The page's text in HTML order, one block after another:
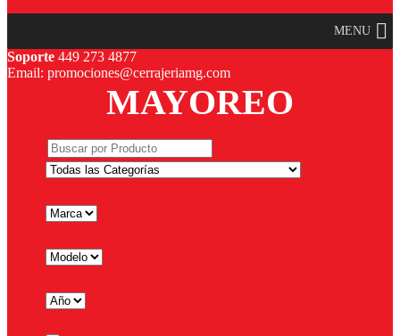
MENU
Soporte 449 273 4877
Email: promociones@cerrajeriamg.com
MAYOREO